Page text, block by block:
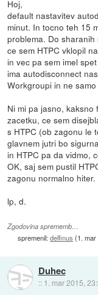
Hoj,
default nastavitev
minut. In tocno teh 15
problema. Do
ce sem HTPC vklopil
in vec pa sem imel
ima autodisconnect
Workgroupi in ne
Ni mi pa jasno, kaksno
zacetku, ce sem
s HTPC (ob zagonu le
glavnem jutri bo
in HTPC pa da vidmo,
OK, saj sem pustil
zagonu normalno hiter.
lp, d.
Zgodovina sprememb…
spremenil:delfinus (1.
Duhec
:: 1. mar 2015,